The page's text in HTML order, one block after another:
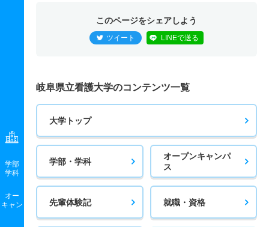
学部
学科
オー
キャン
このページをシェアしよう
ツイート LINEで送る
岐阜県立看護大学のコンテンツ一覧
大学トップ
学部・学科
オープンキャンパ
ス
先輩体験記 就職・資格